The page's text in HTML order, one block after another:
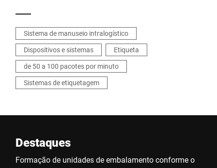
Sistema de manuseio intralogístico
Dispositivos e sistemas
Etiqueta
de 50 a 100 pacotes por minuto
Sistemas de etiquetagem
Destaques
Formação de unidades de embalamento conforme o